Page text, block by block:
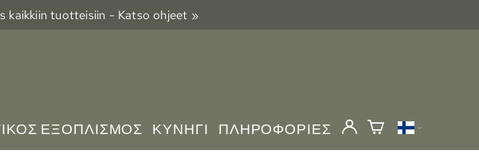
kaikkiin tuotteisiin - Katso ohjeet »
ΕΞΟΠΛΙΣΜΌΣ ΚΥΝΉΓΙ ΠΛΗΡΟΦΟΡΊΕΣ